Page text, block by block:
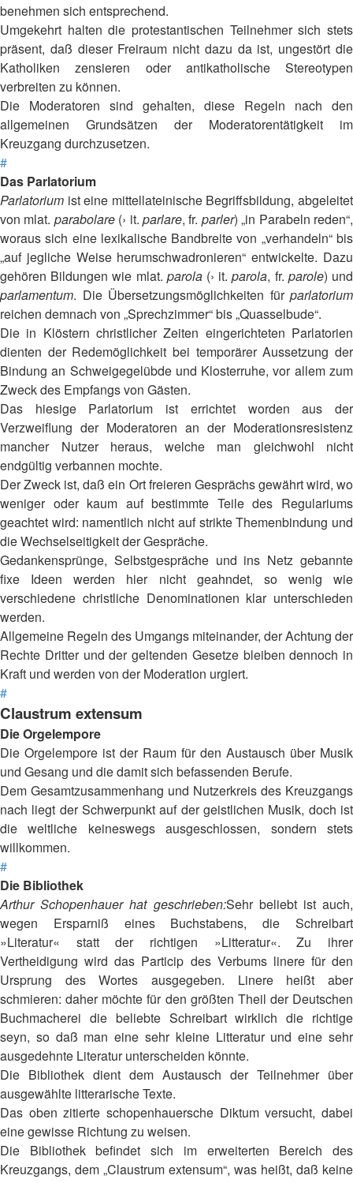
benehmen sich entsprechend.
Umgekehrt halten die protestantischen Teilnehmer sich stets
präsent, daß dieser Freiraum nicht dazu da ist, ungestört die
Katholiken zensieren oder antikatholische Stereotypen
verbreiten zu können.
Die Moderatoren sind gehalten, diese Regeln nach den
allgemeinen Grundsätzen der Moderatorentätigkeit im
Kreuzgang durchzusetzen.
#
Das Parlatorium
Parlatorium ist eine mittellateinische Begriffsbildung, abgeleitet
von mlat. parabolare(› it.parlare, fr. parler) „in Parabeln reden“,
woraus sich eine lexikalische Bandbreite von „verhandeln“ bis
„auf jegliche Weise herumschwadronieren“ entwickelte. Dazu
gehören Bildungen wie mlat. parola(› it.parola, fr. parole) und
parlamentum. Die Übersetzungsmöglichkeiten für parlatorium
reichen demnach von „Sprechzimmer“ bis „Quasselbude“.
Die in Klöstern christlicher Zeiten eingerichteten Parlatorien
dienten der Redemöglichkeit bei temporärer Aussetzung der
Bindung an Schweigegelübde und Klosterruhe, vor allem zum
Zweck des Empfangs von Gästen.
Das hiesige Parlatorium ist errichtet worden aus der
Verzweiflung der Moderatoren an der Moderationsresistenz
mancher Nutzer heraus, welche man gleichwohl nicht
endgültig verbannen mochte.
Der Zweck ist, daß ein Ort freieren Gesprächs gewährt wird, wo
weniger oder kaum auf bestimmte Teile des Regulariums
geachtet wird: namentlich nicht auf strikte Themenbindung und
die Wechselseitigkeit der Gespräche.
Gedankensprünge, Selbstgespräche und ins Netz gebannte
fixe Ideen werden hier nicht geahndet, so wenig wie
verschiedene christliche Denominationen klar unterschieden
werden.
Allgemeine Regeln des Umgangs miteinander, der Achtung der
Rechte Dritter und der geltenden Gesetze bleiben dennoch in
Kraft und werden von der Moderation urgiert.
#
Claustrum extensum
Die Orgelempore
Die Orgelempore ist der Raum für den Austausch über Musik
und Gesang und die damit sich befassenden Berufe.
Dem Gesamtzusammenhang und Nutzerkreis des Kreuzgangs
nach liegt der Schwerpunkt auf der geistlichen Musik, doch ist
die weltliche keineswegs ausgeschlossen, sondern stets
willkommen.
#
Die Bibliothek
Arthur Schopenhauer hat geschrieben:Sehr beliebt ist auch,
wegen Ersparniß eines Buchstabens, die Schreibart
»Literatur« statt der richtigen »Litteratur«. Zu ihrer
Vertheidigung wird das Particip des Verbums linere für den
Ursprung des Wortes ausgegeben. Linere heißt aber
schmieren: daher möchte für den größten Theil der Deutschen
Buchmacherei die beliebte Schreibart wirklich die richtige
seyn, so daß man eine sehr kleine Litteratur und eine sehr
ausgedehnte Literatur unterscheiden könnte.
Die Bibliothek dient dem Austausch der Teilnehmer über
ausgewählte litterarische Texte.
Das oben zitierte schopenhauersche Diktum versucht, dabei
eine gewisse Richtung zu weisen.
Die Bibliothek befindet sich im erweiterten Bereich des
Kreuzgangs, dem „Claustrum extensum“, was heißt, daß keine